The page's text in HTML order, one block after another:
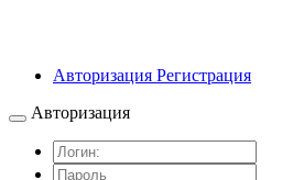
Авторизация Регистрация
Авторизация